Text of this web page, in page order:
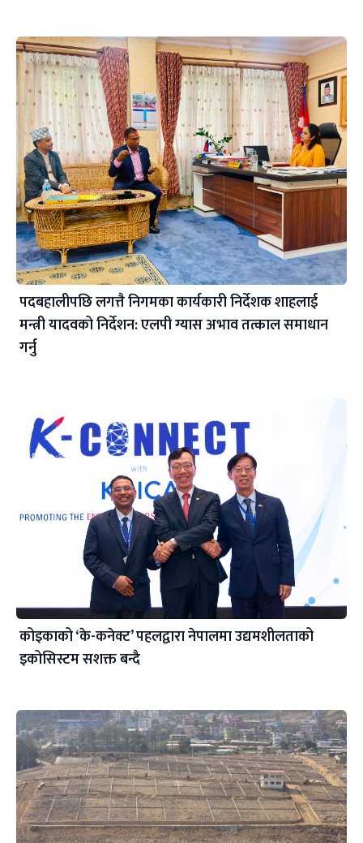
पदबहालीपछि लगत्तै निगमका कार्यकारी निर्देशक शाहलाई
मन्त्री यादवको निर्देशन: एलपी ग्यास अभाव तत्काल समाधान
गर्नु
कोइकाको ‘के-कनेक्ट’ पहलद्वारा नेपालमा उद्यमशीलताको
इकोसिस्टम सशक्त बन्दै